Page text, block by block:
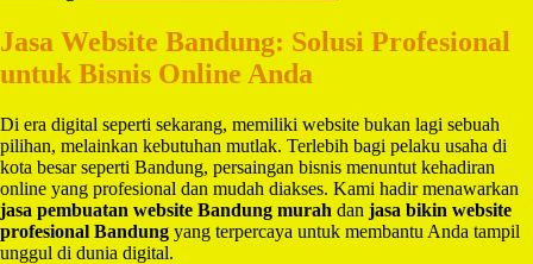
Jasa Website Bandung: Solusi Profesional
untuk Bisnis Online Anda
Di era digital seperti sekarang, memiliki website bukan lagi sebuah
pilihan, melainkan kebutuhan mutlak. Terlebih bagi pelaku usaha di
kota besar seperti Bandung, persaingan bisnis menuntut kehadiran
online yang profesional dan mudah diakses. Kami hadir menawarkan
jasa pembuatan website Bandung murah dan jasa bikin website
profesional Bandung yang terpercaya untuk membantu Anda tampil
unggul di dunia digital.